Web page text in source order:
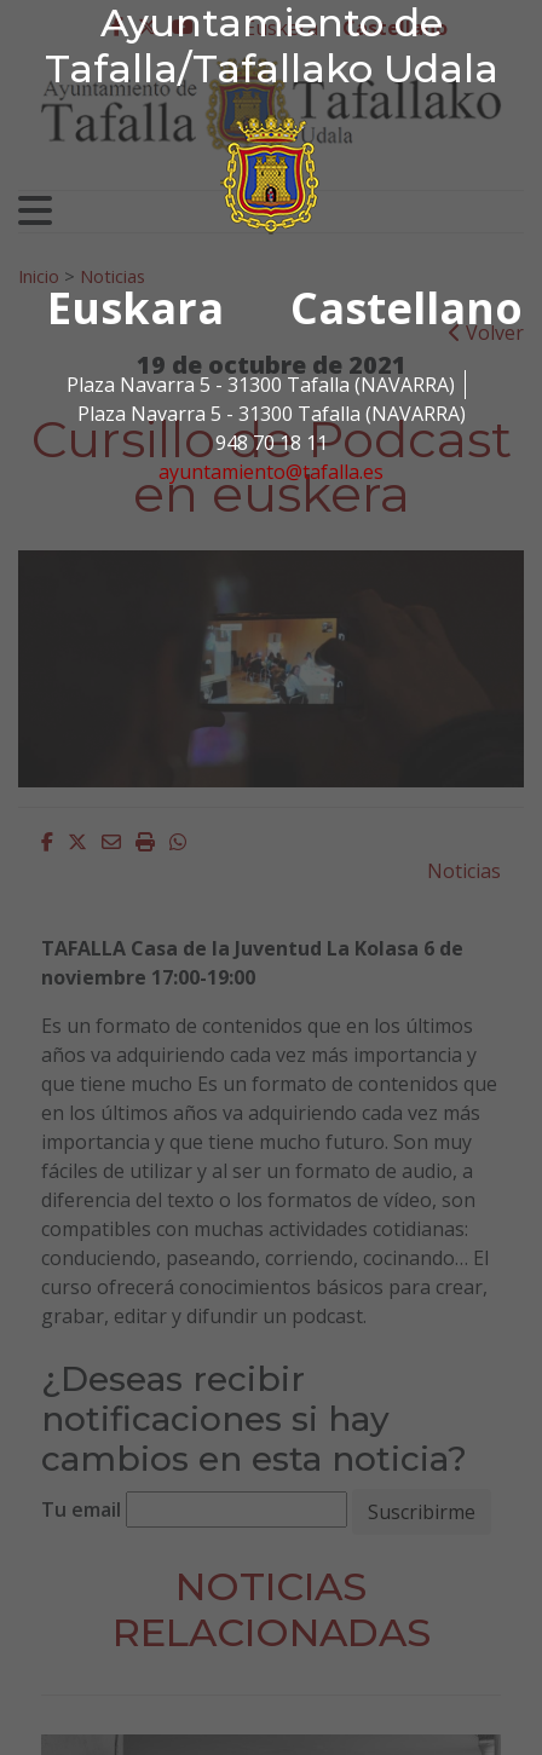
Ayuntamiento de
Tafalla/Tafallako Udala
Euskara Castellano
Plaza Navarra 5 - 31300 Tafalla (NAVARRA)
Plaza Navarra 5 - 31300 Tafalla (NAVARRA)
948 70 18 11
ayuntamiento@tafalla.es
Ir al contenido
Ayuntamiento de
facebook
twitter
youtube
Euskera Castellano
Search for:
Inicio > Noticias
Volver
19 de octubre de 2021
Cursillo de Podcast
en euskera
Facebook
Twitter
EmailImprimirWhatsapp
Noticias
TAFALLA Casa de la Juventud La Kolasa 6 de
noviembre 17:00-19:00
Es un formato de contenidos que en los últimos
años va adquiriendo cada vez más importancia y
que tiene mucho Es un formato de contenidos que
en los últimos años va adquiriendo cada vez más
importancia y que tiene mucho futuro. Son muy
fáciles de utilizar y al ser un formato de audio, a
diferencia del texto o los formatos de vídeo, son
compatibles con muchas actividades cotidianas:
conduciendo, paseando, corriendo, cocinando… El
curso ofrecerá conocimientos básicos para crear,
grabar, editar y difundir un podcast.
¿Deseas recibir
notificaciones si hay
cambios en esta noticia?
Tu email
NOTICIAS
RELACIONADAS